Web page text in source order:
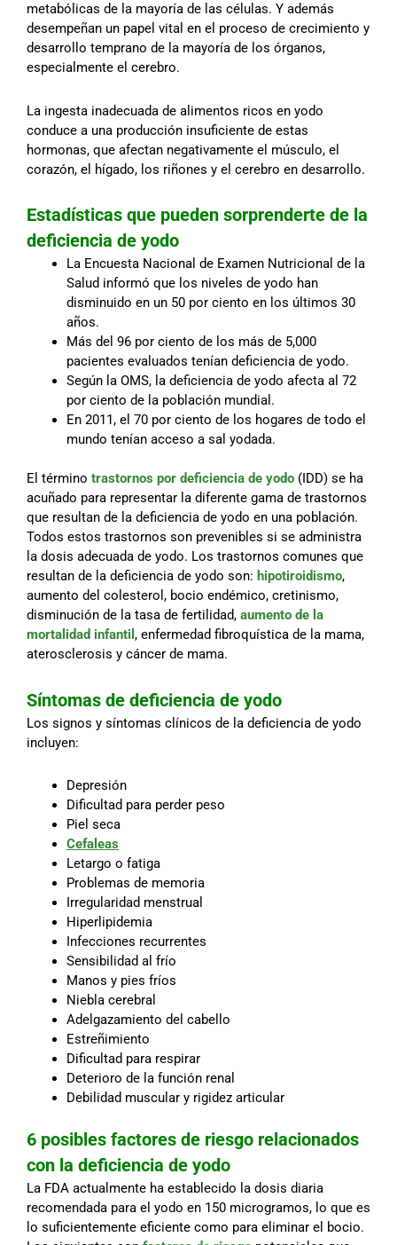
metabólicas de la mayoría de las células. Y además
desempeñan un papel vital en el proceso de crecimiento y
desarrollo temprano de la mayoría de los órganos,
especialmente el cerebro.
La ingesta inadecuada de alimentos ricos en yodo
conduce a una producción insuficiente de estas
hormonas, que afectan negativamente el músculo, el
corazón, el hígado, los riñones y el cerebro en desarrollo.
Estadísticas que pueden sorprenderte de la
deficiencia de yodo
La Encuesta Nacional de Examen Nutricional de la
Salud informó que los niveles de yodo han
disminuido en un 50 por ciento en los últimos 30
años.
Más del 96 por ciento de los más de 5,000
pacientes evaluados tenían deficiencia de yodo.
Según la OMS, la deficiencia de yodo afecta al 72
por ciento de la población mundial.
En 2011, el 70 por ciento de los hogares de todo el
mundo tenían acceso a sal yodada.
El término trastornos por deficiencia de yodo (IDD) se ha
acuñado para representar la diferente gama de trastornos
que resultan de la deficiencia de yodo en una población.
Todos estos trastornos son prevenibles si se administra
la dosis adecuada de yodo. Los trastornos comunes que
resultan de la deficiencia de yodo son: hipotiroidismo,
aumento del colesterol, bocio endémico, cretinismo,
disminución de la tasa de fertilidad, aumento de la
mortalidad infantil , enfermedad fibroquística de la mama,
aterosclerosis y cáncer de mama.
Síntomas de deficiencia de yodo
Los signos y síntomas clínicos de la deficiencia de yodo
incluyen:
Depresión
Dificultad para perder peso
Piel seca
Cefaleas
Letargo o fatiga
Problemas de memoria
Irregularidad menstrual
Hiperlipidemia
Infecciones recurrentes
Sensibilidad al frío
Manos y pies fríos
Niebla cerebral
Adelgazamiento del cabello
Estreñimiento
Dificultad para respirar
Deterioro de la función renal
Debilidad muscular y rigidez articular
6 posibles factores de riesgo relacionados
con la deficiencia de yodo
La FDA actualmente ha establecido la dosis diaria
recomendada para el yodo en 150 microgramos, lo que es
lo suficientemente eficiente como para eliminar el bocio.